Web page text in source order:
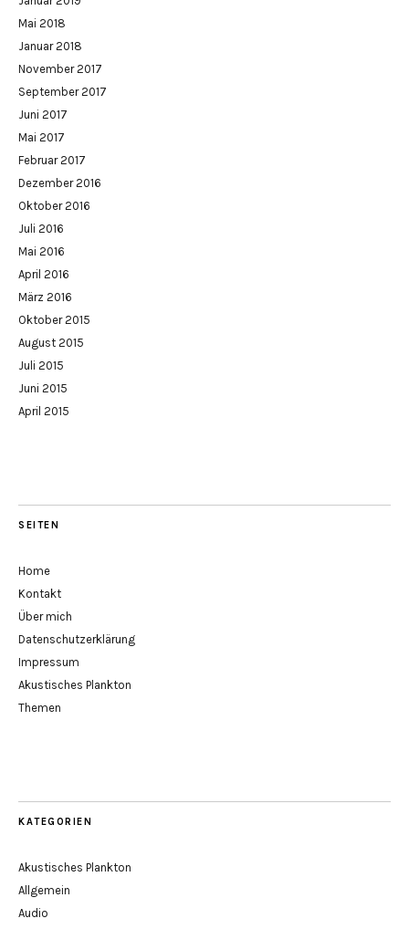
Mai 2018
Januar 2018
November 2017
September 2017
Juni 2017
Mai 2017
Februar 2017
Dezember 2016
Oktober 2016
Juli 2016
Mai 2016
April 2016
März 2016
Oktober 2015
August 2015
Juli 2015
Juni 2015
April 2015
SEITEN
Home
Kontakt
Über mich
Datenschutzerklärung
Impressum
Akustisches Plankton
Themen
KATEGORIEN
Akustisches Plankton
Allgemein
Audio